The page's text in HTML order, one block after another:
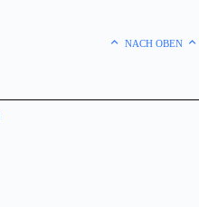
NACH OBEN